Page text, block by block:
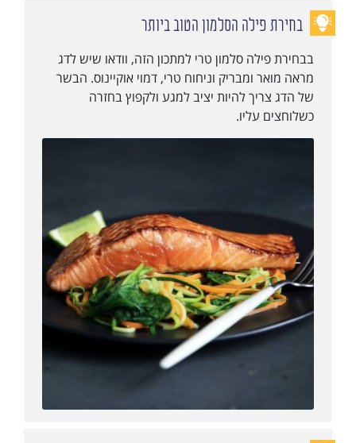
בחירת פילה הסלמון הטוב ביותר
בבחירת פילה סלמון טרי למתכון הזה, וודאו שיש לדג
מראה מואר ומבריק וניחוח טרי, דמוי אוקיינוס. הבשר
של הדג צריך להיות יציב למגע ולקפוץ בחזרה
כשלוחצים עליו.